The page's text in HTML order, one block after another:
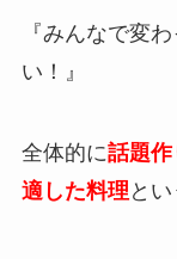
『みんなで変
い！』
全体的に話題
適した料理 とい